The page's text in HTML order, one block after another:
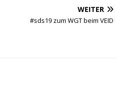
WEITER
#sds19 zum WGT beim VEID